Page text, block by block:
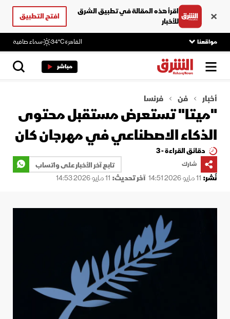
اقرأ هذه المقالة في تطبيق الشرق
للأخبار
افتح التطبيق
مواقعنا القاهرة34°C سماء صافية
مباشر
أخبار فن فرنسا
"ميتا" تستعرض مستقبل محتوى
الذكاء الاصطناعي في مهرجان كان
دقائق القراءة - 3
شارك
تابع آخر الأخبار على واتساب
نُشر: 11 مايو 2026 14:51 آخر تحديث: 11 مايو 2026 14:53